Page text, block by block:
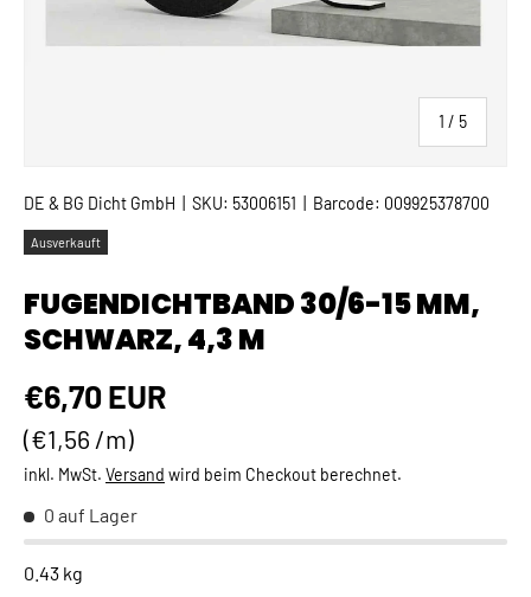
1 / von
5
DE & BG Dicht GmbH SKU: 53006151 Barcode: 009925378700
Ausverkauft
FUGENDICHTBAND 30/6-15 MM,
SCHWARZ, 4,3 M
Normaler Preis
€6,70 EUR
Grundpreis
€1,56 /m
inkl. MwSt. Versand wird beim Checkout berechnet.
0 auf Lager
0.43 kg